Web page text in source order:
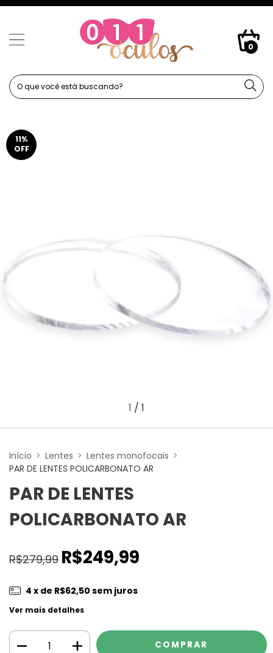
0
11%
OFF
1 / 1
Início > Lentes > Lentes monofocais >
PAR DE LENTES POLICARBONATO AR
PAR DE LENTES
POLICARBONATO AR
R$279,99 R$249,99
4 x de R$62,50 sem juros
Ver mais detalhes